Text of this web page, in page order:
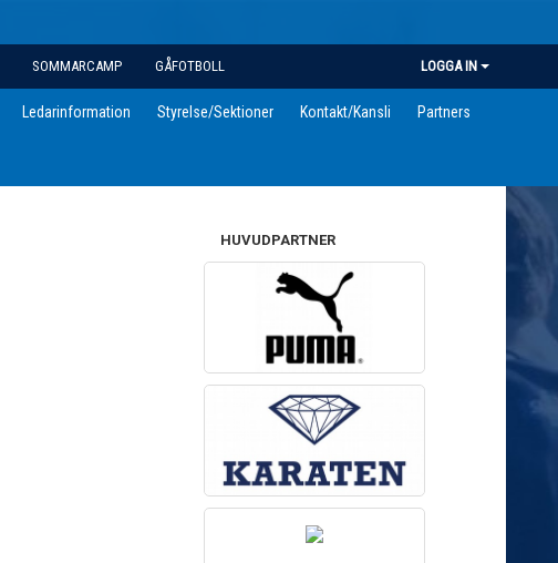
SOMMARCAMP GÅFOTBOLL LOGGA IN
Ledarinformation Styrelse/Sektioner Kontakt/Kansli Partners
HUVUDPARTNER